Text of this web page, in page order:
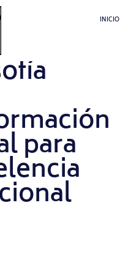
INICIO
y
para